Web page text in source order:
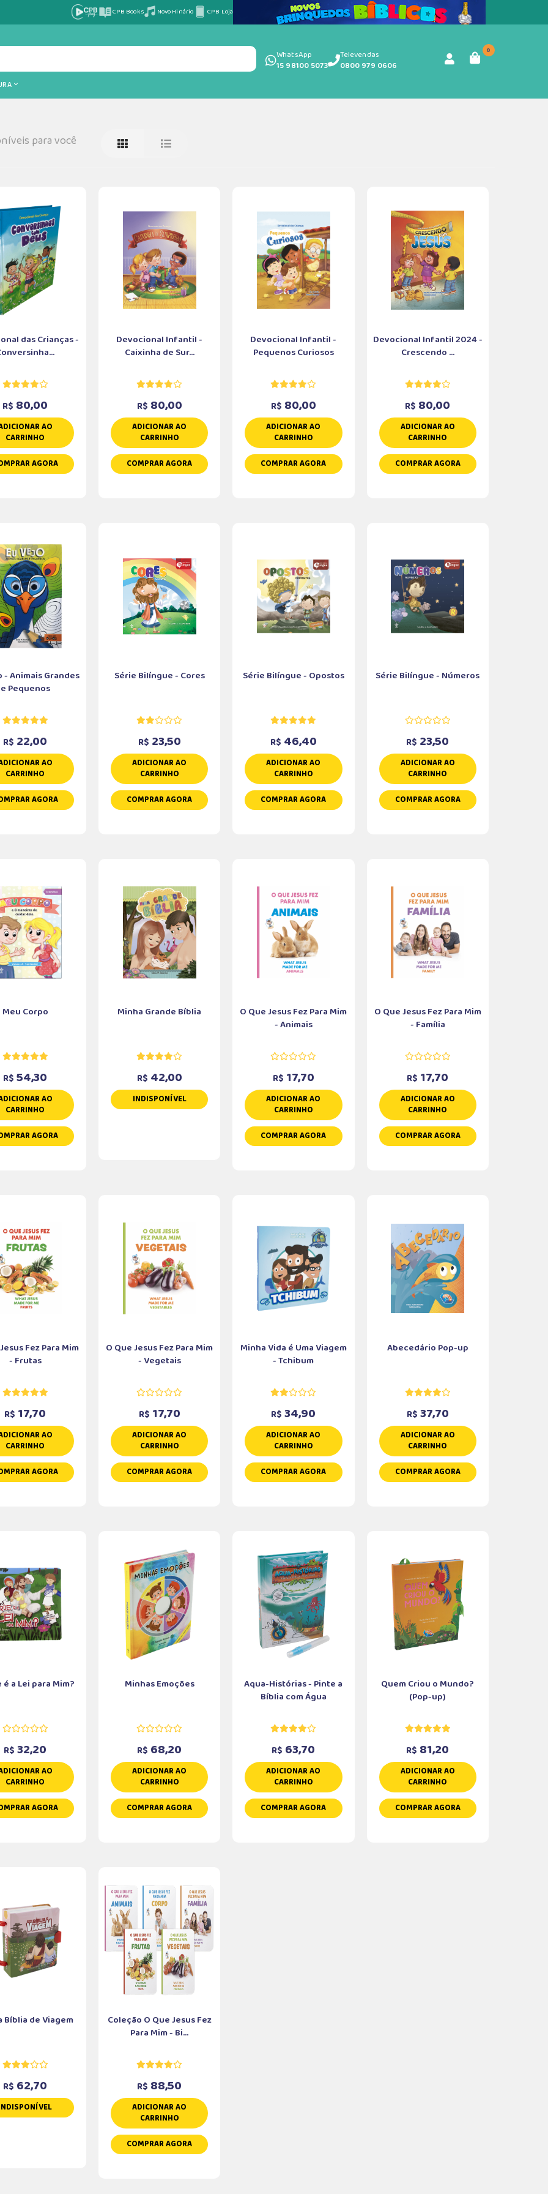
CPB Books Novo Hinário CPB Loja
WhatsApp
15 98100 5073
Televendas
0800 979 0606
0
para você
das Crianças -
R$ 80,00
AO
CARRINHO
AGORA
Devocional Infantil -
Caixinha de Sur...
R$ 80,00
ADICIONAR AO
CARRINHO
COMPRAR AGORA
Devocional Infantil -
Pequenos Curiosos
R$ 80,00
ADICIONAR AO
CARRINHO
COMPRAR AGORA
Devocional Infantil 2024 -
Crescendo ...
R$ 80,00
ADICIONAR AO
CARRINHO
COMPRAR AGORA
- Animais Grandes
e Pequenos
R$ 22,00
AO
CARRINHO
AGORA
Série Bilíngue - Cores
R$ 23,50
ADICIONAR AO
CARRINHO
COMPRAR AGORA
Série Bilíngue - Opostos
R$ 46,40
ADICIONAR AO
CARRINHO
COMPRAR AGORA
Série Bilíngue - Números
R$ 23,50
ADICIONAR AO
CARRINHO
COMPRAR AGORA
Meu Corpo
R$ 54,30
AO
CARRINHO
AGORA
Minha Grande Bíblia
R$ 42,00
INDISPONÍVEL
O Que Jesus Fez Para Mim
- Animais
R$ 17,70
ADICIONAR AO
CARRINHO
COMPRAR AGORA
O Que Jesus Fez Para Mim
- Família
R$ 17,70
ADICIONAR AO
CARRINHO
COMPRAR AGORA
Fez Para Mim
- Frutas
R$ 17,70
AO
CARRINHO
AGORA
O Que Jesus Fez Para Mim
- Vegetais
R$ 17,70
ADICIONAR AO
CARRINHO
COMPRAR AGORA
Minha Vida é Uma Viagem
- Tchibum
R$ 34,90
ADICIONAR AO
CARRINHO
COMPRAR AGORA
Abecedário Pop-up
R$ 37,70
ADICIONAR AO
CARRINHO
COMPRAR AGORA
é a Lei para Mim?
R$ 32,20
AO
CARRINHO
AGORA
Minhas Emoções
R$ 68,20
ADICIONAR AO
CARRINHO
COMPRAR AGORA
Aqua-Histórias - Pinte a
Bíblia com Água
R$ 63,70
ADICIONAR AO
CARRINHO
COMPRAR AGORA
Quem Criou o Mundo?
(Pop-up)
R$ 81,20
ADICIONAR AO
CARRINHO
COMPRAR AGORA
Bíblia de Viagem
R$ 62,70
Coleção O Que Jesus Fez
Para Mim - Bi...
R$ 88,50
ADICIONAR AO
CARRINHO
COMPRAR AGORA